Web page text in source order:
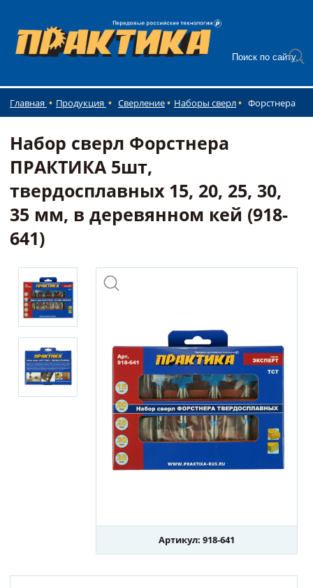
Главная Продукция Сверление Наборы сверл Форстнера
Набор сверл Форстнера
ПРАКТИКА 5шт,
твердосплавных 15, 20, 25, 30,
35 мм, в деревянном кей (918-
641)
Артикул: 918-641